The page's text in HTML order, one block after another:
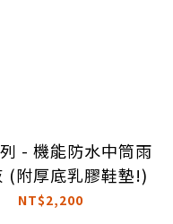
- 機能防水中筒雨
(附厚底乳膠鞋墊!)
NT$2,200